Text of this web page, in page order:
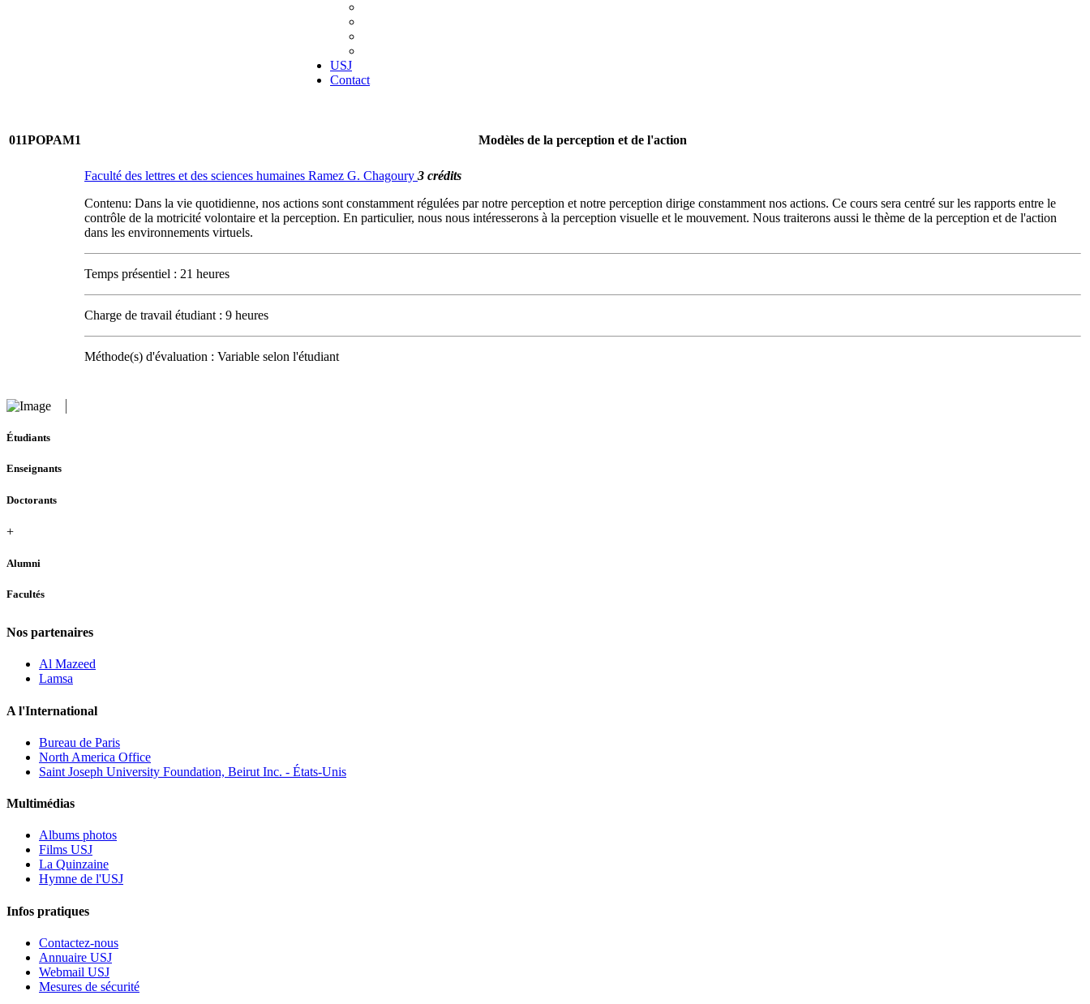
USJ
Contact
011POPAM1 Modèles de la perception et de l'action
Faculté des lettres et des sciences humaines Ramez G. Chagoury 3 crédits
Contenu: Dans la vie quotidienne, nos actions sont constamment régulées par notre perception et notre perception dirige constamment nos actions. Ce cours sera centré sur les rapports entre le
contrôle de la motricité volontaire et la perception. En particulier, nous nous intéresserons à la perception visuelle et le mouvement. Nous traiterons aussi le thème de la perception et de l'action
dans les environnements virtuels.
Temps présentiel : 21 heures
Charge de travail étudiant : 9 heures
Méthode(s) d'évaluation : Variable selon l'étudiant
Étudiants
Enseignants
Doctorants
+
Alumni
Facultés
Nos partenaires
Al Mazeed
Lamsa
A l'International
Bureau de Paris
North America Office
Saint Joseph University Foundation, Beirut Inc. - États-Unis
Multimédias
Albums photos
Films USJ
La Quinzaine
Hymne de l'USJ
Infos pratiques
Contactez-nous
Annuaire USJ
Webmail USJ
Mesures de sécurité